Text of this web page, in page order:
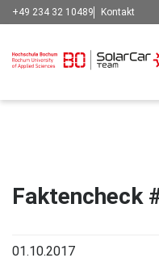
+49 234 32 10489 Kontakt
Faktencheck
01.10.2017